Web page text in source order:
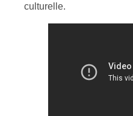
culturelle.